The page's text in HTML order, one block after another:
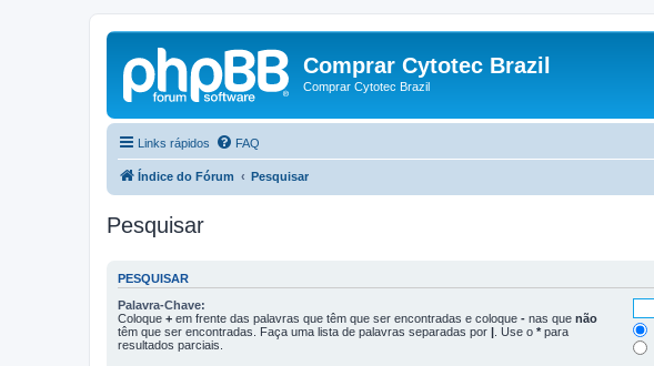
Comprar Cytotec Brazil
Comprar Cytotec Brazil
Links rápidos FAQ
Índice do Fórum Pesquisar
Pesquisar
PESQUISAR
Palavra-Chave:
Coloque + em frente das palavras que têm que ser encontradas e coloque - nas que não
têm que ser encontradas. Faça uma lista de palavras separadas por | . Use o * para
resultados parciais.